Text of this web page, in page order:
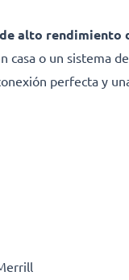
alto rendimiento
o un sistema
perfecta y